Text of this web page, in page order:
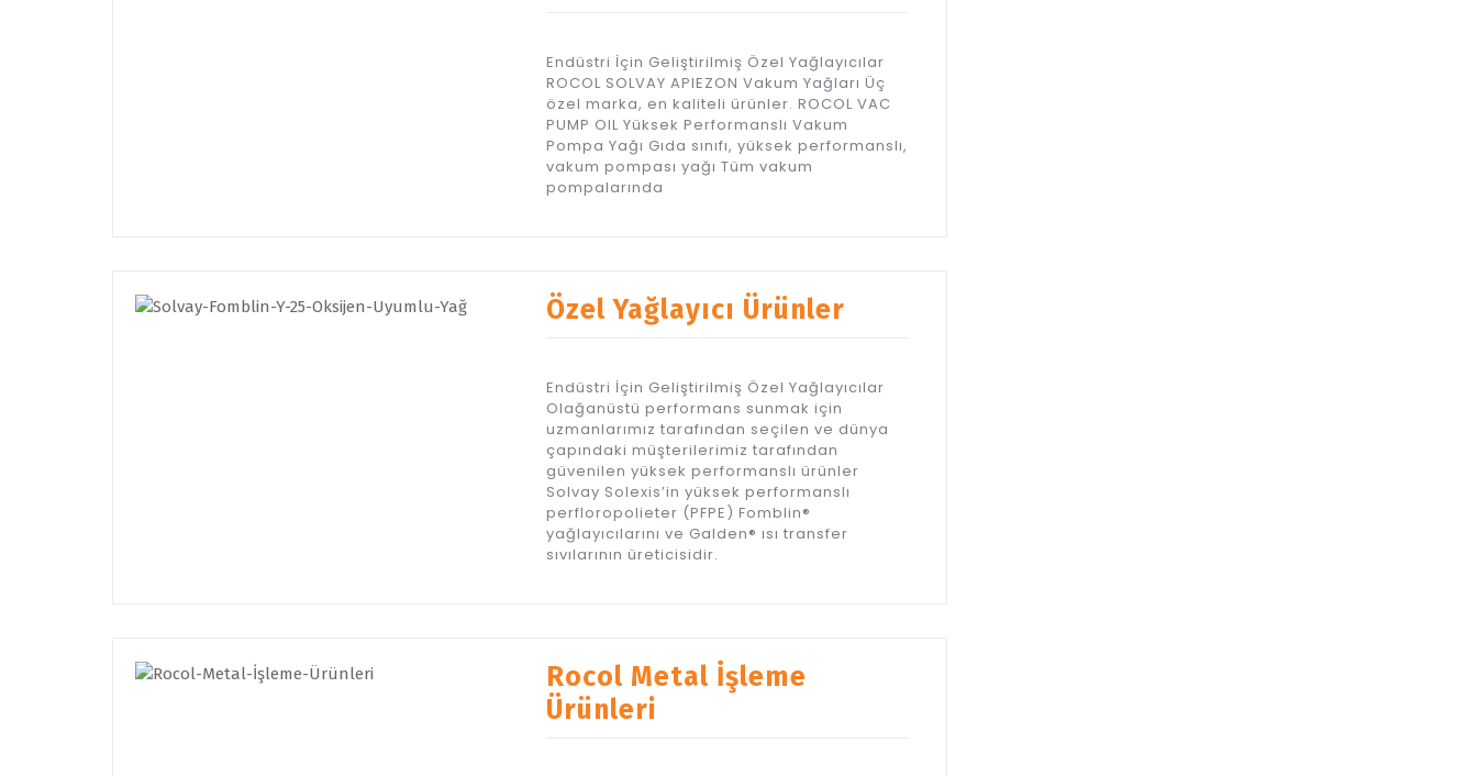
Endüstri İçin Geliştirilmiş Özel Yağlayıcılar
ROCOL SOLVAY APIEZON Vakum Yağları Üç
özel marka, en kaliteli ürünler. ROCOL VAC
PUMP OIL Yüksek Performanslı Vakum
Pompa Yağı Gıda sınıfı, yüksek performanslı,
vakum pompası yağı Tüm vakum
pompalarında
Özel Yağlayıcı Ürünler
Endüstri İçin Geliştirilmiş Özel Yağlayıcılar
Olağanüstü performans sunmak için
uzmanlarımız tarafından seçilen ve dünya
çapındaki müşterilerimiz tarafından
güvenilen yüksek performanslı ürünler
Solvay Solexis’in yüksek performanslı
perfloropolieter (PFPE) Fomblin®
yağlayıcılarını ve Galden® ısı transfer
sıvılarının üreticisidir.
Rocol Metal İşleme
Ürünleri